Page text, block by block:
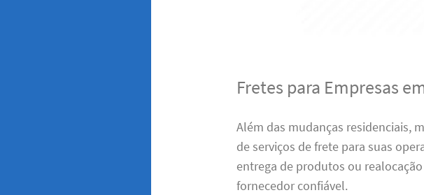
Fretes para Empresas
Além das mudanças residenciais,
de serviços de frete para suas
entrega de produtos ou
fornecedor confiável.